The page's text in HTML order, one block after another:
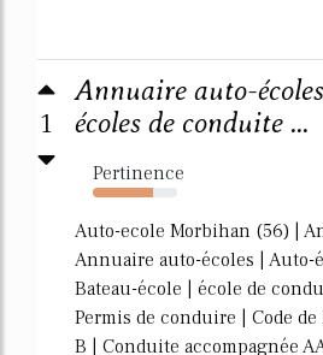
1
Annuaire auto-
écoles de conduite ...
Pertinence
71%
Auto-ecole Morbihan (56) |
Annuaire auto-écoles | Auto-
Bateau-école | école de
Permis de conduire | Code
B | Conduite accompagnée